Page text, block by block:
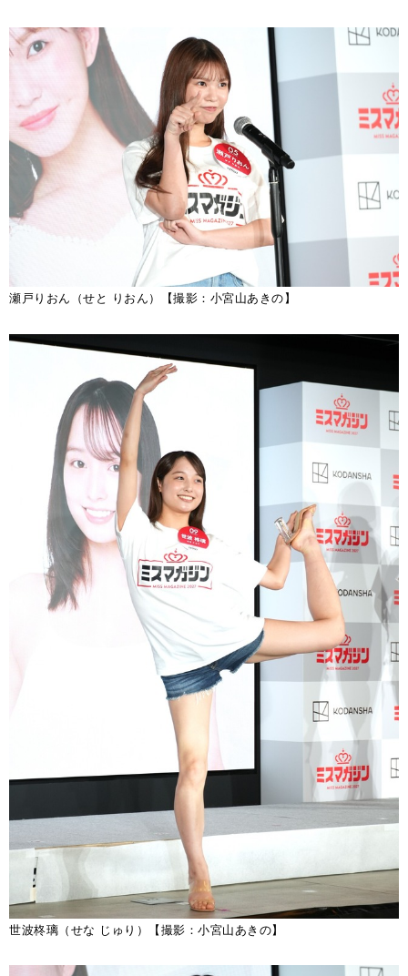
瀬戸りおん（せと りおん）【撮影：小宮山あきの】
世波柊璃（せな じゅり）【撮影：小宮山あきの】